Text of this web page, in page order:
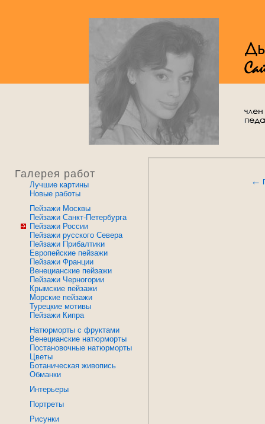
Галерея работ
Лучшие картины
Новые работы
Пейзажи Москвы
Пейзажи Санкт-Петербурга
Пейзажи России
Пейзажи русского Севера
Пейзажи Прибалтики
Европейские пейзажи
Пейзажи Франции
Венецианские пейзажи
Пейзажи Черногории
Крымские пейзажи
Морские пейзажи
Турецкие мотивы
Пейзажи Кипра
Натюрморты с фруктами
Венецианские натюрморты
Постановочные натюрморты
Цветы
Ботаническая живопись
Обманки
Интерьеры
Портреты
Рисунки
←